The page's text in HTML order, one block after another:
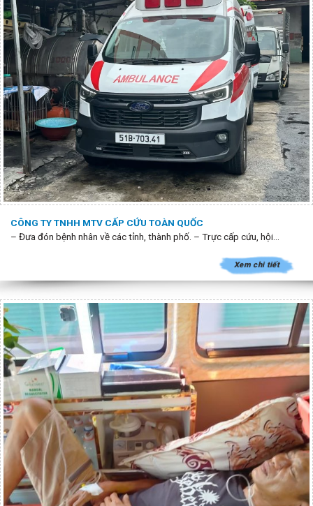
CÔNG TY TNHH MTV CẤP CỨU TOÀN QUỐC
– Đưa đón bệnh nhân về các tỉnh, thành phố. – Trực cấp cứu, hội...
Xem chi tiết